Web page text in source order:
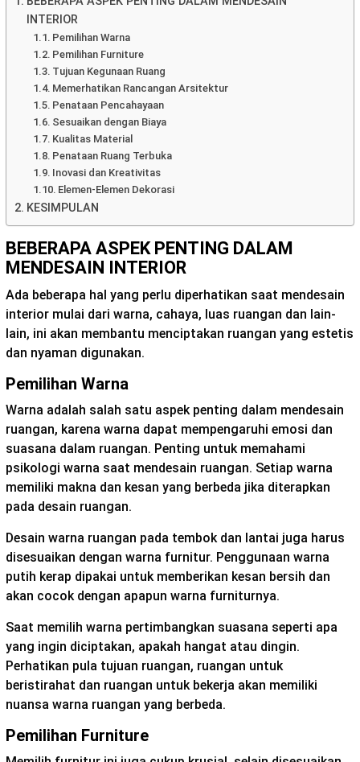
INTERIOR
Pemilihan Warna
Pemilihan Furniture
Tujuan Kegunaan Ruang
Memerhatikan Rancangan Arsitektur
Penataan Pencahayaan
Sesuaikan dengan Biaya
Kualitas Material
Penataan Ruang Terbuka
Inovasi dan Kreativitas
Elemen-Elemen Dekorasi
KESIMPULAN
BEBERAPA ASPEK PENTING DALAM
MENDESAIN INTERIOR
Ada beberapa hal yang perlu diperhatikan saat mendesain
interior mulai dari warna, cahaya, luas ruangan dan lain-
lain, ini akan membantu menciptakan ruangan yang estetis
dan nyaman digunakan.
Pemilihan Warna
Warna adalah salah satu aspek penting dalam mendesain
ruangan, karena warna dapat mempengaruhi emosi dan
suasana dalam ruangan. Penting untuk memahami
psikologi warna saat mendesain ruangan. Setiap warna
memiliki makna dan kesan yang berbeda jika diterapkan
pada desain ruangan.
Desain warna ruangan pada tembok dan lantai juga harus
disesuaikan dengan warna furnitur. Penggunaan warna
putih kerap dipakai untuk memberikan kesan bersih dan
akan cocok dengan apapun warna furniturnya.
Saat memilih warna pertimbangkan suasana seperti apa
yang ingin diciptakan, apakah hangat atau dingin.
Perhatikan pula tujuan ruangan, ruangan untuk
beristirahat dan ruangan untuk bekerja akan memiliki
nuansa warna ruangan yang berbeda.
Pemilihan Furniture